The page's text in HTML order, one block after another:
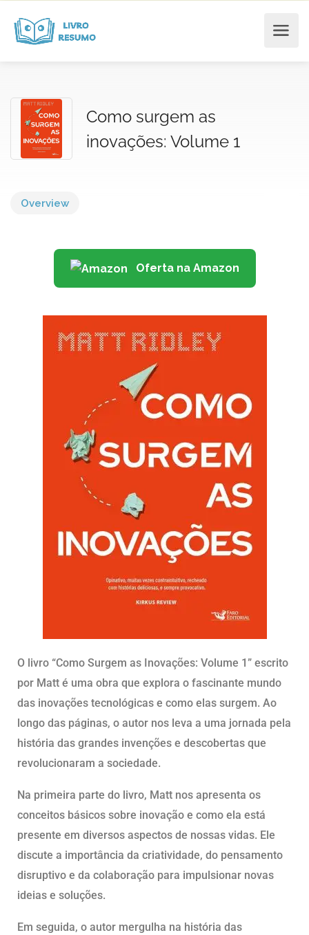
Como surgem as
inovações: Volume 1
Overview
Oferta na Amazon
O livro “Como Surgem as Inovações: Volume 1” escrito
por Matt é uma obra que explora o fascinante mundo
das inovações tecnológicas e como elas surgem. Ao
longo das páginas, o autor nos leva a uma jornada pela
história das grandes invenções e descobertas que
revolucionaram a sociedade.
Na primeira parte do livro, Matt nos apresenta os
conceitos básicos sobre inovação e como ela está
presente em diversos aspectos de nossas vidas. Ele
discute a importância da criatividade, do pensamento
disruptivo e da colaboração para impulsionar novas
ideias e soluções.
Em seguida, o autor mergulha na história das